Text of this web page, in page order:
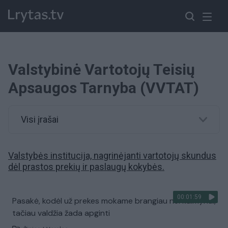
Valstybinė Vartotojų Teisių
Apsaugos Tarnyba (VVTAT)
Visi įrašai
Valstybės institucija, nagrinėjanti vartotojų skundus
dėl prastos prekių ir paslaugų kokybės.
00:01:59
Pasakė, kodėl už prekes mokame brangiau nei kaimynai,
tačiau valdžia žada apginti